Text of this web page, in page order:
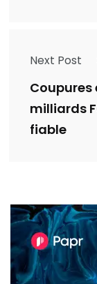
Next Post
Coupures
milliards
fiable